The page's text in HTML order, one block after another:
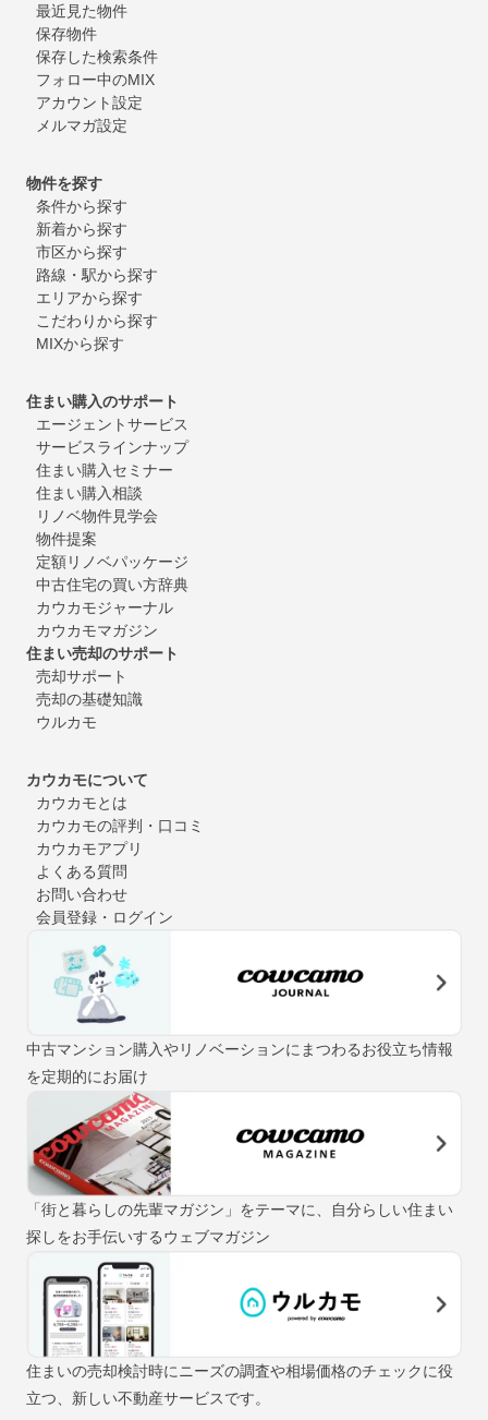
最近見た物件
保存物件
保存した検索条件
フォロー中のMIX
アカウント設定
メルマガ設定
物件を探す
条件から探す
新着から探す
市区から探す
路線・駅から探す
エリアから探す
こだわりから探す
MIXから探す
住まい購入のサポート
エージェントサービス
サービスラインナップ
住まい購入セミナー
住まい購入相談
リノベ物件見学会
物件提案
定額リノベパッケージ
中古住宅の買い方辞典
カウカモジャーナル
カウカモマガジン
住まい売却のサポート
売却サポート
売却の基礎知識
ウルカモ
カウカモについて
カウカモとは
カウカモの評判・口コミ
カウカモアプリ
よくある質問
お問い合わせ
会員登録・ログイン
中古マンション購入やリノベーションにまつわるお役立ち情報
を定期的にお届け
「街と暮らしの先輩マガジン」をテーマに、自分らしい住まい
探しをお手伝いするウェブマガジン
住まいの売却検討時にニーズの調査や相場価格のチェックに役
立つ、新しい不動産サービスです。